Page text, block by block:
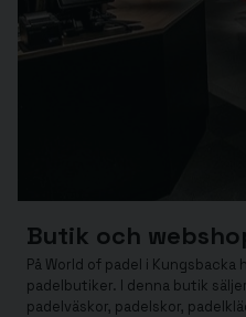
Butik och
På World of padel i
padelbutiker. I denna butik
padelväskor, padelskor,